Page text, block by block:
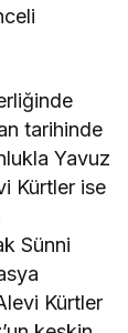
tarihinde
Yavuz
Kürtler ise
Sünni
Kürtler